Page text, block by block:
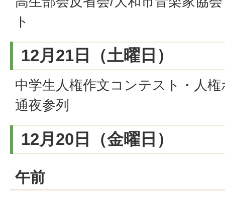
ト
12月21日（土曜日）
中学生人権作文コンテスト・人
通夜参列
12月20日（金曜日）
午前